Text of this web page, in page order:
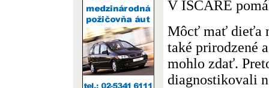
V ISCARE
Môcť mať dieťa
také prirodzené
mohlo zdať.
diagnostikovali